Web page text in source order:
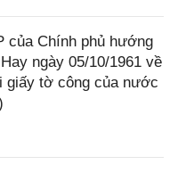
của Chính phủ hướng
ngày 05/10/1961 về
giấy tờ công của nước